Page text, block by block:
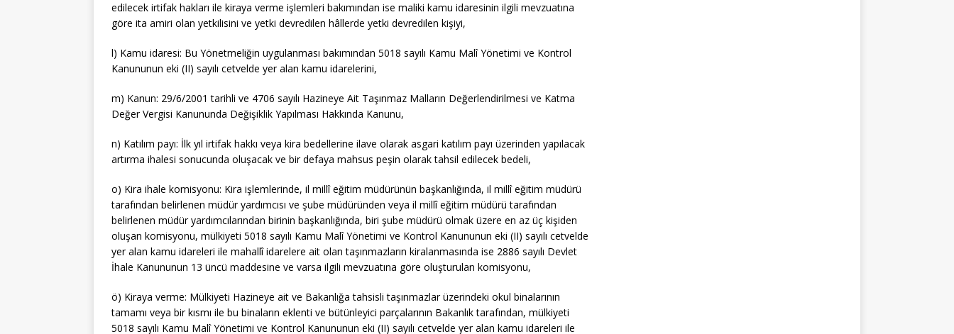
edilecek irtifak hakları ile kiraya verme işlemleri bakımından ise maliki kamu idaresinin ilgili mevzuatına
göre ita amiri olan yetkilisini ve yetki devredilen hâllerde yetki devredilen kişiyi,
l) Kamu idaresi: Bu Yönetmeliğin uygulanması bakımından 5018 sayılı Kamu Malî Yönetimi ve Kontrol
Kanununun eki (II) sayılı cetvelde yer alan kamu idarelerini,
m) Kanun: 29/6/2001 tarihli ve 4706 sayılı Hazineye Ait Taşınmaz Malların Değerlendirilmesi ve Katma
Değer Vergisi Kanununda Değişiklik Yapılması Hakkında Kanunu,
n) Katılım payı: İlk yıl irtifak hakkı veya kira bedellerine ilave olarak asgari katılım payı üzerinden yapılacak
artırma ihalesi sonucunda oluşacak ve bir defaya mahsus peşin olarak tahsil edilecek bedeli,
o) Kira ihale komisyonu: Kira işlemlerinde, il millî eğitim müdürünün başkanlığında, il millî eğitim müdürü
tarafından belirlenen müdür yardımcısı ve şube müdüründen veya il millî eğitim müdürü tarafından
belirlenen müdür yardımcılarından birinin başkanlığında, biri şube müdürü olmak üzere en az üç kişiden
oluşan komisyonu, mülkiyeti 5018 sayılı Kamu Malî Yönetimi ve Kontrol Kanununun eki (II) sayılı cetvelde
yer alan kamu idareleri ile mahallî idarelere ait olan taşınmazların kiralanmasında ise 2886 sayılı Devlet
İhale Kanununun 13 üncü maddesine ve varsa ilgili mevzuatına göre oluşturulan komisyonu,
ö) Kiraya verme: Mülkiyeti Hazineye ait ve Bakanlığa tahsisli taşınmazlar üzerindeki okul binalarının
tamamı veya bir kısmı ile bu binaların eklenti ve bütünleyici parçalarının Bakanlık tarafından, mülkiyeti
5018 sayılı Kamu Malî Yönetimi ve Kontrol Kanununun eki (II) sayılı cetvelde yer alan kamu idareleri ile